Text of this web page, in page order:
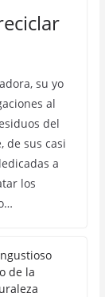
su yo
al
del
de sus casi
a
los
de la